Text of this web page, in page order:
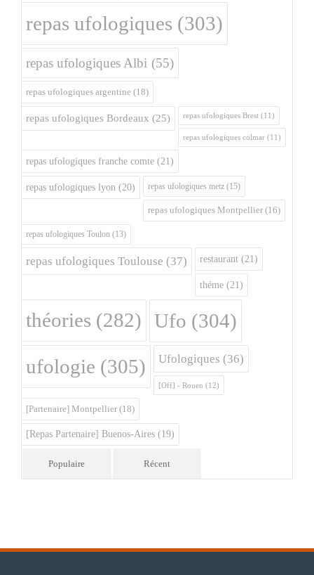
repas ufologiques (303)
repas ufologiques Albi (55)
repas ufologiques argentine (18)
repas ufologiques Bordeaux (25) repas ufologiques Brest (11)
repas ufologiques colmar (11)
repas ufologiques franche comte (21)
repas ufologiques lyon (20) repas ufologiques metz (15)
repas ufologiques Montpellier (16)
repas ufologiques Toulon (13)
repas ufologiques Toulouse (37) restaurant (21)
théme (21)
théories (282) Ufo (304)
ufologie (305) Ufologiques (36)
[Off] - Rouen (12)
[Partenaire] Montpellier (18)
[Repas Partenaire] Buenos-Aires (19)
Populaire Récent